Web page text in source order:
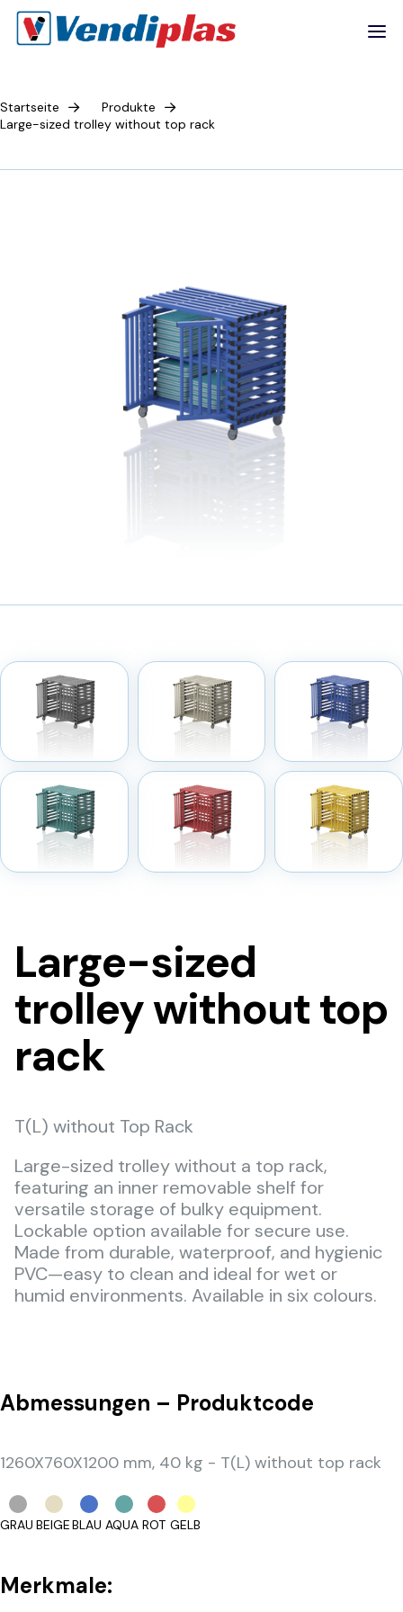
Startseite
Produkte
Large-sized trolley without top rack
Large-sized
trolley without top
rack
T(L) without Top Rack
Large-sized trolley without a top rack,
featuring an inner removable shelf for
versatile storage of bulky equipment.
Lockable option available for secure use.
Made from durable, waterproof, and hygienic
PVC—easy to clean and ideal for wet or
humid environments. Available in six colours.
Abmessungen – Produktcode
1260X760X1200 mm, 40 kg - T(L) without top rack
GRAU BEIGEBLAU AQUA ROT GELB
Merkmale: